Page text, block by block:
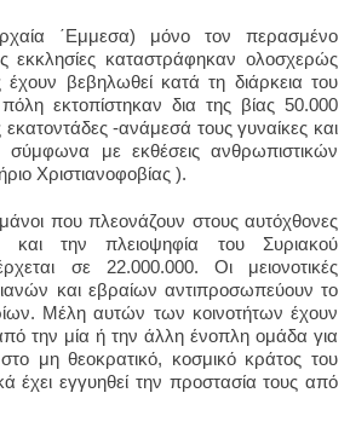
΄Εμμεσα) μόνο τον περασμένο
εκκλησίες καταστράφηκαν ολοσχερώς
βεβηλωθεί κατά τη διάρκεια του
εκτοπίστηκαν δια της βίας 50.000
εκατοντάδες -ανάμεσά τους γυναίκες και
σύμφωνα με εκθέσεις ανθρωπιστικών
Χριστιανοφοβίας ).
που πλεονάζουν στους αυτόχθονες
και την πλειοψηφία του Συριακού
σε 22.000.000. Οι μειονοτικές
και εβραίων αντιπροσωπεύουν το
Μέλη αυτών των κοινοτήτων έχουν
την μία ή την άλλη ένοπλη ομάδα για
μη θεοκρατικό, κοσμικό κράτος του
έχει εγγυηθεί την προστασία τους από